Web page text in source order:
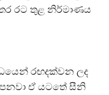
රට තුළ නිර්මාණය
රඟදක්වන ලද
ඒ යටතේ සීනි